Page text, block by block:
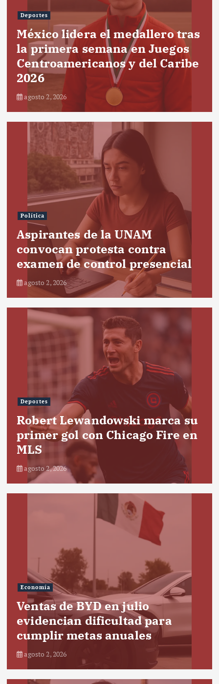
Deportes
México lidera el medallero tras
la primera semana en Juegos
Centroamericanos y del Caribe
2026
agosto 2, 2026
Política
Aspirantes de la UNAM
convocan protesta contra
examen de control presencial
agosto 2, 2026
Deportes
Robert Lewandowski marca su
primer gol con Chicago Fire en
MLS
agosto 2, 2026
Economía
Ventas de BYD en julio
evidencian dificultad para
cumplir metas anuales
agosto 2, 2026